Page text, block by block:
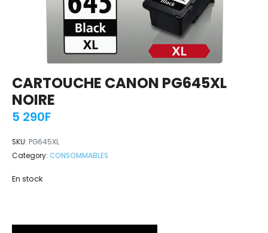
CARTOUCHE CANON PG645XL
NOIRE
5 290F
SKU: PG645XL
Category: CONSOMMABLES
En stock